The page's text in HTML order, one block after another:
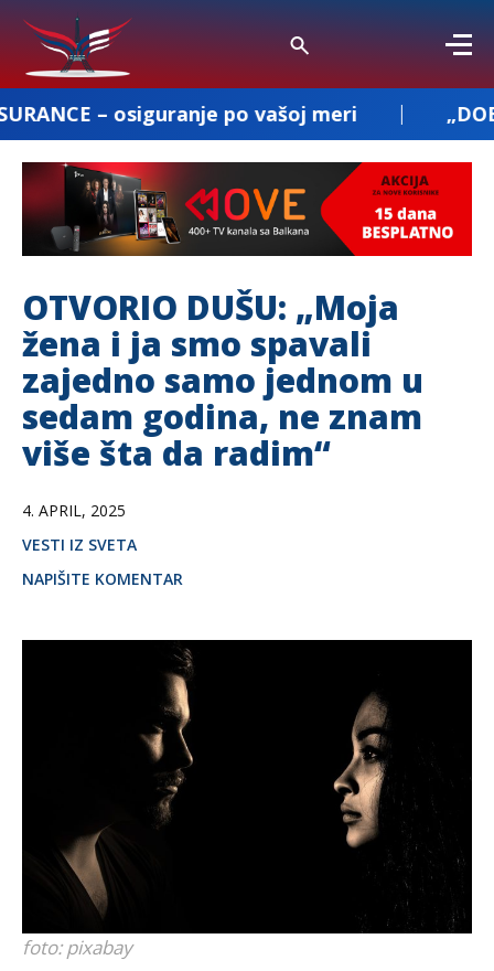
po vašoj meri „DOBROSAV
OTVORIO DUŠU: „Moja
žena i ja smo spavali
zajedno samo jednom u
sedam godina, ne znam
više šta da radim“
4. APRIL, 2025
VESTI IZ SVETA
NAPIŠITE KOMENTAR
foto: pixabay